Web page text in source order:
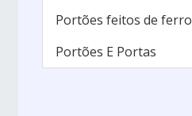
Portões feitos de ferro
Portões E Portas